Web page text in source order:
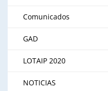
Comunicados
GAD
LOTAIP 2020
NOTICIAS